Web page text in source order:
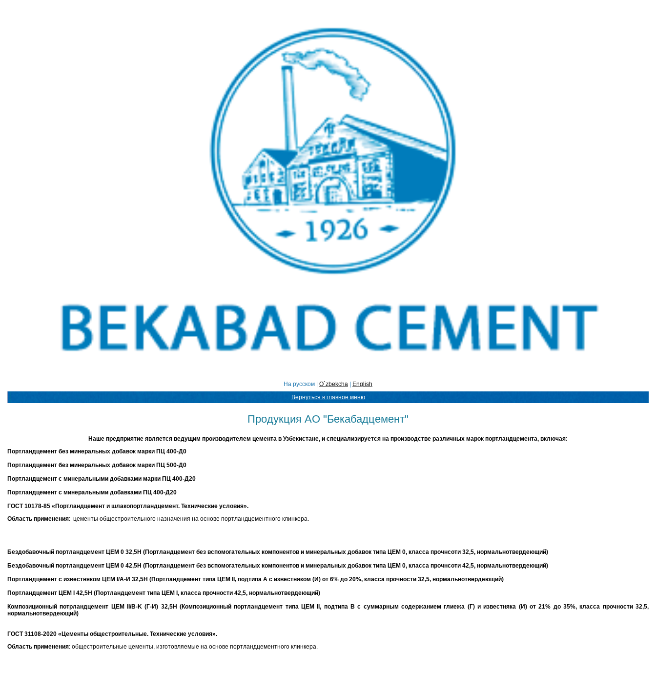
На русском | O`zbekcha
English
Вернуться в главное меню
Продукция АО "Бекабадцемент"
Наше предприятие является ведущим производителем цемента в Узбекистане, и специализируется на производстве различных марок портландцемента, включая:
Портландцемент без минеральных добавок марки ПЦ 400-Д0
Портландцемент без минеральных добавок марки ПЦ 500-Д0
Портландцемент с минеральными добавками марки ПЦ 400-Д20
Портландцемент с минеральными добавками ПЦ 400-Д20
ГОСТ 10178-85 «Портландцемент и шлакопортландцемент. Технические условия».
Область применения: цементы общестроительного назначения на основе портландцементного клинкера.
Бездобавочный портландцемент ЦЕМ 0 32,5Н (Портландцемент без вспомогательных компонентов и минеральных добавок типа ЦЕМ 0, класса прочнсоти 32,5, нормальнотвердеющий)
Бездобавочный портландцемент ЦЕМ 0 42,5Н (Портландцемент без вспомогательных компонентов и минеральных добавок типа ЦЕМ 0, класса прочнсоти 42,5, нормальнотвердеющий)
Портландцемент с известняком ЦЕМ I/А-И 32,5Н (Портландцемент типа ЦЕМ II, подтипа А с известняком (И) от 6% до 20%, класса прочности 32,5, нормальнотвердеющий)
Портландцемент ЦЕМ I 42,5Н (Портландцемент типа ЦЕМ I, класса прочности 42,5, нормальнотвердеющий)
Композиционный потрландцемент ЦЕМ II/B-K (Г-И) 32,5Н (Композиционный портландцемент типа ЦЕМ II, подтипа В с суммарным содержанием глиежа (Г) и известняка (И) от 21% до 35%, класса прочности 32,5,
нормальнотвердеющий)
ГОСТ 31108-2020 «Цементы общестроительные. Технические условия».
Область применения: общестроительные цементы, изготовляемые на основе портландцементного клинкера.